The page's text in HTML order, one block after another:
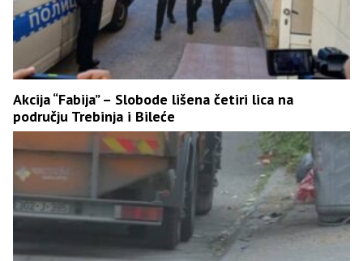
Akcija “Fabija” – Slobode lišena četiri lica na
području Trebinja i Bileće